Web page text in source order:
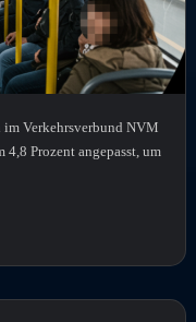
Verkehrsverbund NVM
Prozent angepasst, um